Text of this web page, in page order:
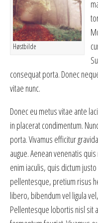
Høstbilde
consequat porta. Donec
vitae nunc.
Donec eu metus vitae ante
in placerat condimentum.
porta. Vivamus efficitur
augue. Aenean venenatis
enim iaculis, quis dictum
pellentesque, pretium risus
libero, bibendum vel ligula
Pellentesque lobortis nisl sit